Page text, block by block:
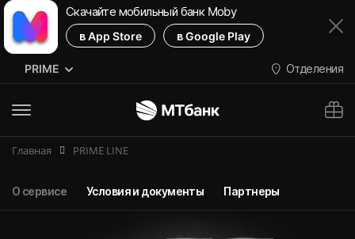
Скачайте мобильный банк Moby
в App Store в Google Play
PRIME Отделения
Главная PRIME LINE
О сервисе Условия и документы Партнеры